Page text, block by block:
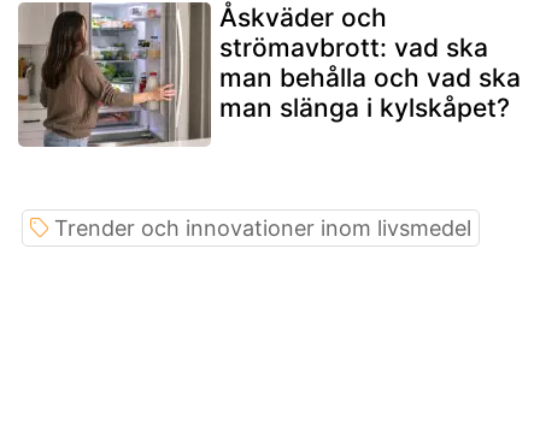
Åskväder och
strömavbrott: vad ska
man behålla och vad ska
man slänga i kylskåpet?
Trender och innovationer inom livsmedel